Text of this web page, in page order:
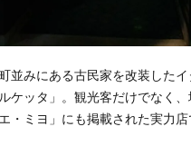
並みにある古民家を改装した
ケッタ」。観光客だけでなく
・ミヨ」にも掲載された実力店